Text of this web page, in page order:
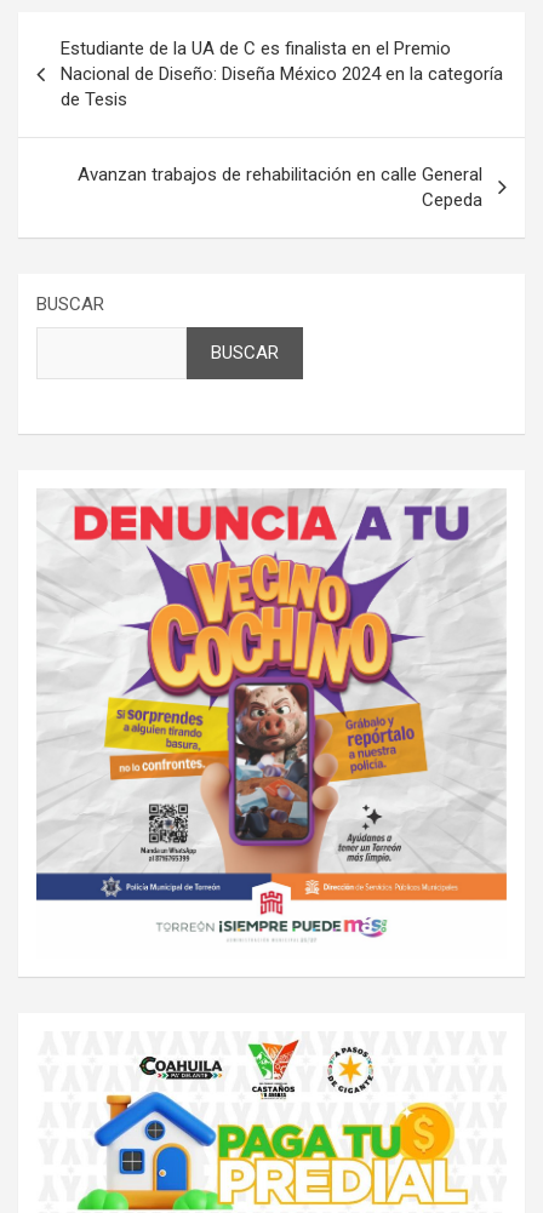
de
entradas
Estudiante de la UA de C es finalista en el Premio
Nacional de Diseño: Diseña México 2024 en la categoría
de Tesis
Avanzan trabajos de rehabilitación en calle General
Cepeda
BUSCAR
BUSCAR